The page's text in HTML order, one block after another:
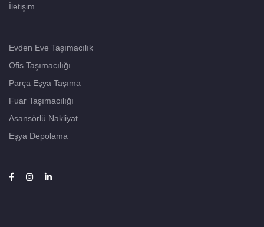
İletişim
Evden Eve Taşımacılık
Ofis Taşımacılığı
Parça Eşya Taşıma
Fuar Taşımacılığı
Asansörlü Nakliyat
Eşya Depolama